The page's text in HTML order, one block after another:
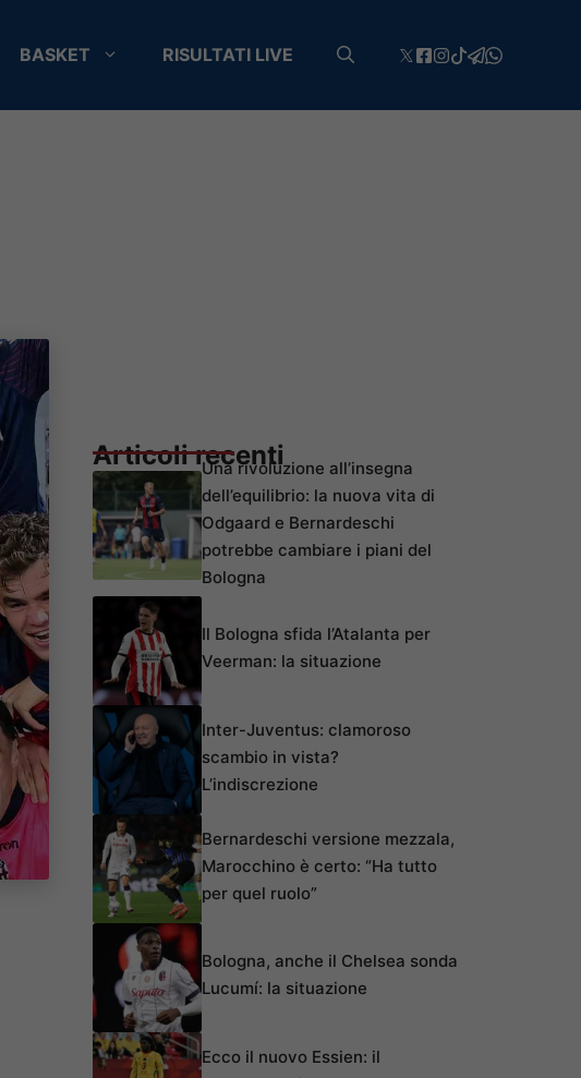
BASKET RISULTATI LIVE
Articoli recentiUna rivoluzione all’insegna
dell’equilibrio: la nuova vita di
Odgaard e Bernardeschi
potrebbe cambiare i piani del
Bologna
Il Bologna sfida l’Atalanta per
Veerman: la situazione
Inter-Juventus: clamoroso
scambio in vista?
L’indiscrezione
Bernardeschi versione mezzala,
Marocchino è certo: “Ha tutto
per quel ruolo”
Bologna, anche il Chelsea sonda
Lucumí: la situazione
Ecco il nuovo Essien: il